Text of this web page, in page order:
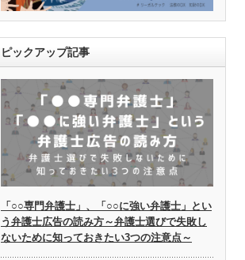
ピックアップ記事
「○○専門弁護士」、「○○に強い弁護士」とい
う弁護士広告の読み方～弁護士選びで失敗し
ないために知っておきたい3つの注意点～